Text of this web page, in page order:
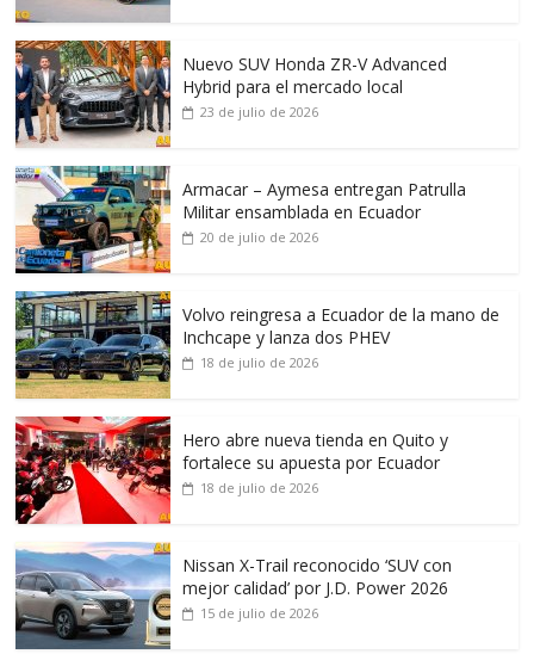
Nuevo SUV Honda ZR-V Advanced
Hybrid para el mercado local
23 de julio de 2026
Armacar – Aymesa entregan Patrulla
Militar ensamblada en Ecuador
20 de julio de 2026
Volvo reingresa a Ecuador de la mano de
Inchcape y lanza dos PHEV
18 de julio de 2026
Hero abre nueva tienda en Quito y
fortalece su apuesta por Ecuador
18 de julio de 2026
Nissan X-Trail reconocido ‘SUV con
mejor calidad’ por J.D. Power 2026
15 de julio de 2026